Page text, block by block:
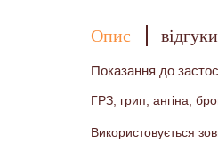
Опис
Показання до
ГРЗ, грип, ангіна,
Використовується